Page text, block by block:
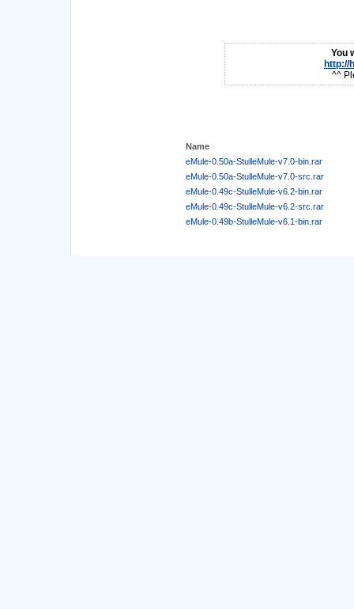
You
http://
^^
Name
eMule-0.50a-StulleMule-v7.0-bin.rar
eMule-0.50a-StulleMule-v7.0-src.rar
eMule-0.49c-StulleMule-v6.2-bin.rar
eMule-0.49c-StulleMule-v6.2-src.rar
eMule-0.49b-StulleMule-v6.1-bin.rar